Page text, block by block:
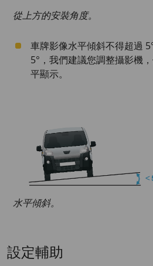
從上方的安裝角度。
車牌影像水平傾斜不得超過
5°，我們建議您調整攝影機
平顯示。
水平傾斜。
設定輔助